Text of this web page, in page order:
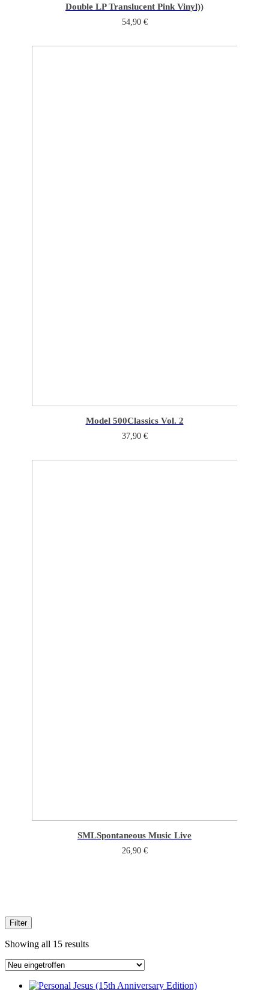
Double LP Translucent Pink Vinyl))
54,90 €
Model 500Classics Vol. 2
37,90 €
SMLSpontaneous Music Live
26,90 €
Filter
Showing all 15 resultsSorted